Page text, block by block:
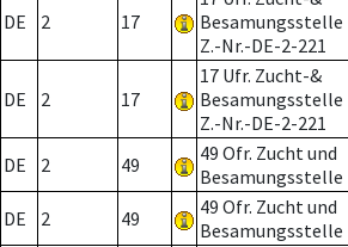
DE 2 17
Besamungsstelle
Z.-Nr.-DE-2-221
DE 2 17
17 Ufr. Zucht-&
Besamungsstelle
Z.-Nr.-DE-2-221
DE 2 49
49 Ofr. Zucht und
Besamungsstelle
DE 2 49
49 Ofr. Zucht und
Besamungsstelle